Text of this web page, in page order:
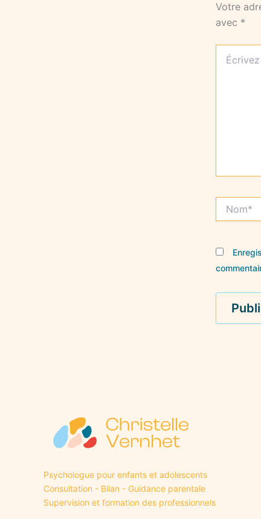
Votre
avec *
ici…
Psychologue pour enfants et adolescents
Consultation - Bilan - Guidance parentale
Supervision et formation des professionnels